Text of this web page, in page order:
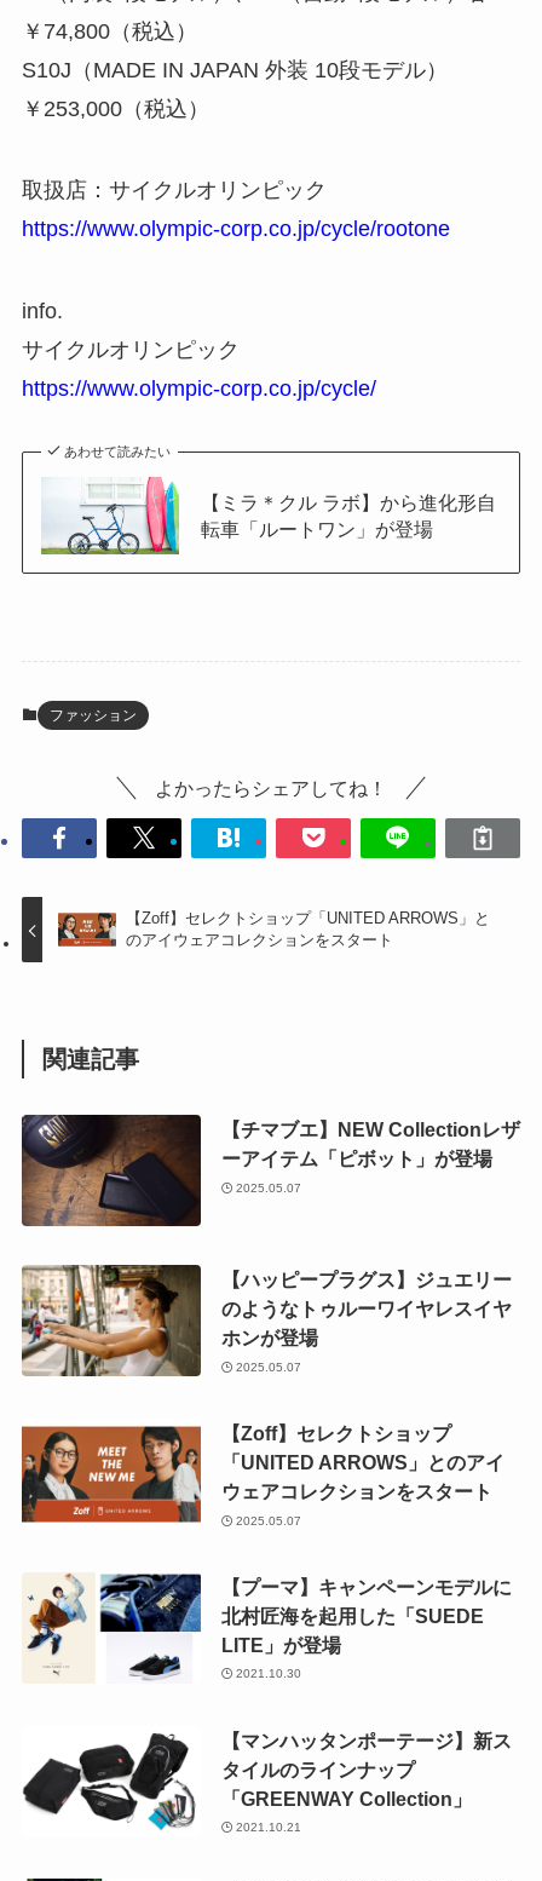
￥74,800（税込）
S10J（MADE IN JAPAN 外装 10段モデル）
￥253,000（税込）
取扱店：サイクルオリンピック
https://www.olympic-corp.co.jp/cycle/rootone
info.
サイクルオリンピック
https://www.olympic-corp.co.jp/cycle/
あわせて読みたい
【ミラ＊クル ラボ】から進化形自
転車「ルートワン」が登場
ファッション
よかったらシェアしてね！
【Zoff】セレクトショップ「UNITED ARROWS」と
のアイウェアコレクションをスタート
関連記事
【チマブエ】NEW Collectionレザ
ーアイテム「ピボット」が登場
2025.05.07
【ハッピープラグス】ジュエリー
のようなトゥルーワイヤレスイヤ
ホンが登場
2025.05.07
【Zoff】セレクトショップ
「UNITED ARROWS」とのアイ
ウェアコレクションをスタート
2025.05.07
【プーマ】キャンペーンモデルに
北村匠海を起用した「SUEDE
LITE」が登場
2021.10.30
【マンハッタンポーテージ】新ス
タイルのラインナップ
「GREENWAY Collection」
2021.10.21